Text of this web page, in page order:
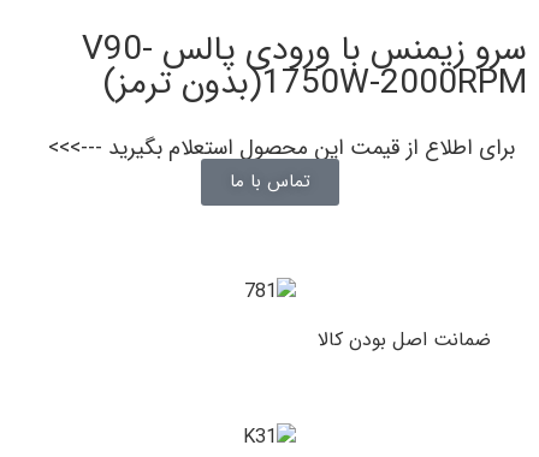
سرو زیمنس با ورودی پالس V90-
1750W-2000RPM(بدون ترمز)
برای اطلاع از قیمت این محصول استعلام بگیرید --->>>
تماس با ما
ضمانت اصل بودن کالا